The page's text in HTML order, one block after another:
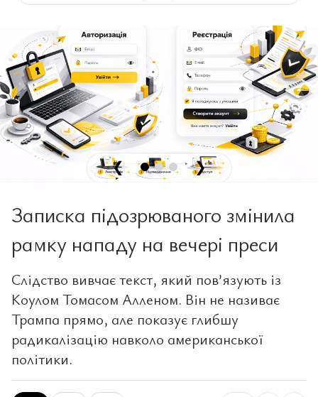
❮ ❯
Записка підозрюваного змінила
рамку нападу на вечері преси
Слідство вивчає текст, який пов’язують із
Коулом Томасом Алленом. Він не називає
Трампа прямо, але показує глибшу
радикалізацію навколо американської
політики.